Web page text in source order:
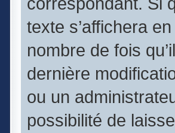
texte s’affichera
nombre de fois
dernière
ou un
possibilité de